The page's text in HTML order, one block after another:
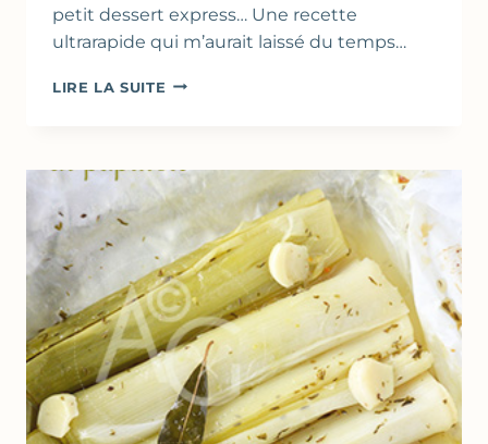
petit dessert express… Une recette
ultrarapide qui m’aurait laissé du temps…
LIRE LA SUITE CRÈME
SPÉCULOOS
EXPRESS